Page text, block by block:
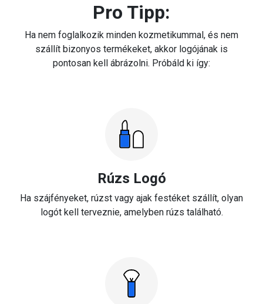
Pro Tipp:
Ha nem foglalkozik minden kozmetikummal, és nem
szállít bizonyos termékeket, akkor logójának is
pontosan kell ábrázolni. Próbáld ki így:
Rúzs Logó
Ha szájfényeket, rúzst vagy ajak festéket szállít, olyan
logót kell terveznie, amelyben rúzs található.